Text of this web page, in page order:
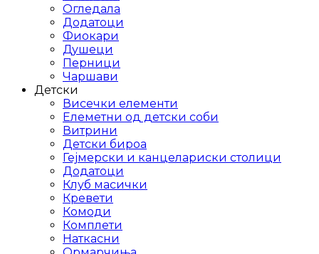
Огледала
Додатоци
Фиокари
Душеци
Перници
Чаршави
Детски
Висечки елементи
Елеметни од детски соби
Витрини
Детски бироа
Гејмерски и канцелариски столици
Додатоци
Клуб масички
Кревети
Комоди
Комплети
Наткасни